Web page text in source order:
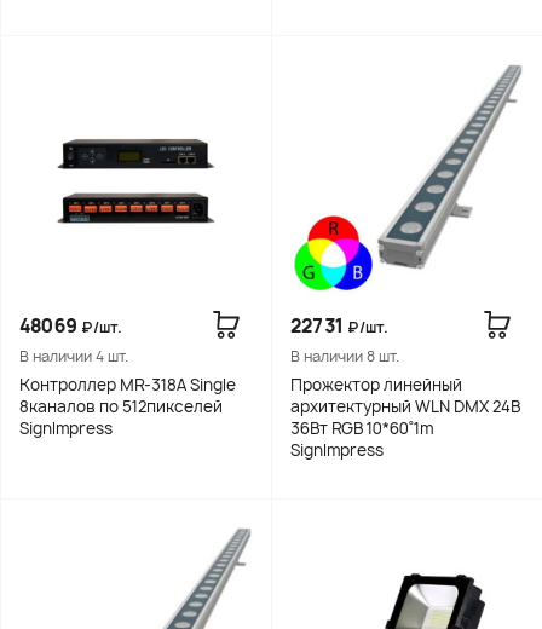
48069 ₽/шт.
В наличии 4 шт.
Контроллер MR-318A Single
8каналов по 512пикселей
SignImpress
22731 ₽/шт.
В наличии 8 шт.
Прожектор линейный
архитектурный WLN DMX 24В
36Вт RGB 10*60˚1m
SignImpress